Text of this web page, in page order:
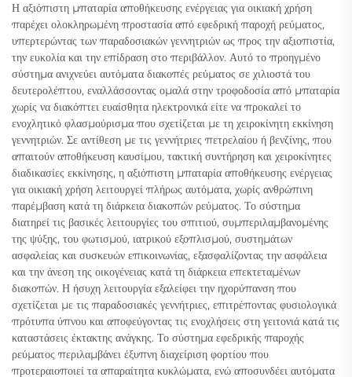
Η αξιόπιστη μπαταρία αποθήκευσης ενέργειας για οικιακή χρήση
παρέχει ολοκληρωμένη προστασία από εφεδρική παροχή ρεύματος,
υπερτερώντας των παραδοσιακών γεννητριών ως προς την αξιοπιστία,
την ευκολία και την επίδραση στο περιβάλλον. Αυτό το προηγμένο
σύστημα ανιχνεύει αυτόματα διακοπές ρεύματος σε χιλιοστά του
δευτερολέπτου, εναλλάσσοντας ομαλά στην τροφοδοσία από μπαταρία
χωρίς να διακόπτει ευαίσθητα ηλεκτρονικά είτε να προκαλεί το
ενοχλητικό φλασμούρισμα που σχετίζεται με τη χειροκίνητη εκκίνηση
γεννητριών. Σε αντίθεση με τις γεννήτριες πετρελαίου ή βενζίνης, που
απαιτούν αποθήκευση καυσίμου, τακτική συντήρηση και χειροκίνητες
διαδικασίες εκκίνησης, η αξιόπιστη μπαταρία αποθήκευσης ενέργειας
για οικιακή χρήση λειτουργεί πλήρως αυτόματα, χωρίς ανθρώπινη
παρέμβαση κατά τη διάρκεια διακοπών ρεύματος. Το σύστημα
διατηρεί τις βασικές λειτουργίες του σπιτιού, συμπεριλαμβανομένης
της ψύξης, του φωτισμού, ιατρικού εξοπλισμού, συστημάτων
ασφαλείας και συσκευών επικοινωνίας, εξασφαλίζοντας την ασφάλεια
και την άνεση της οικογένειας κατά τη διάρκεια επεκτεταμένων
διακοπών. Η ήσυχη λειτουργία εξαλείφει την ηχορύπανση που
σχετίζεται με τις παραδοσιακές γεννήτριες, επιτρέποντας φυσιολογικά
πρότυπα ύπνου και αποφεύγοντας τις ενοχλήσεις στη γειτονιά κατά τις
καταστάσεις έκτακτης ανάγκης. Το σύστημα εφεδρικής παροχής
ρεύματος περιλαμβάνει έξυπνη διαχείριση φορτίου που
προτεραιοποιεί τα απαραίτητα κυκλώματα, ενώ αποσυνδέει αυτόματα